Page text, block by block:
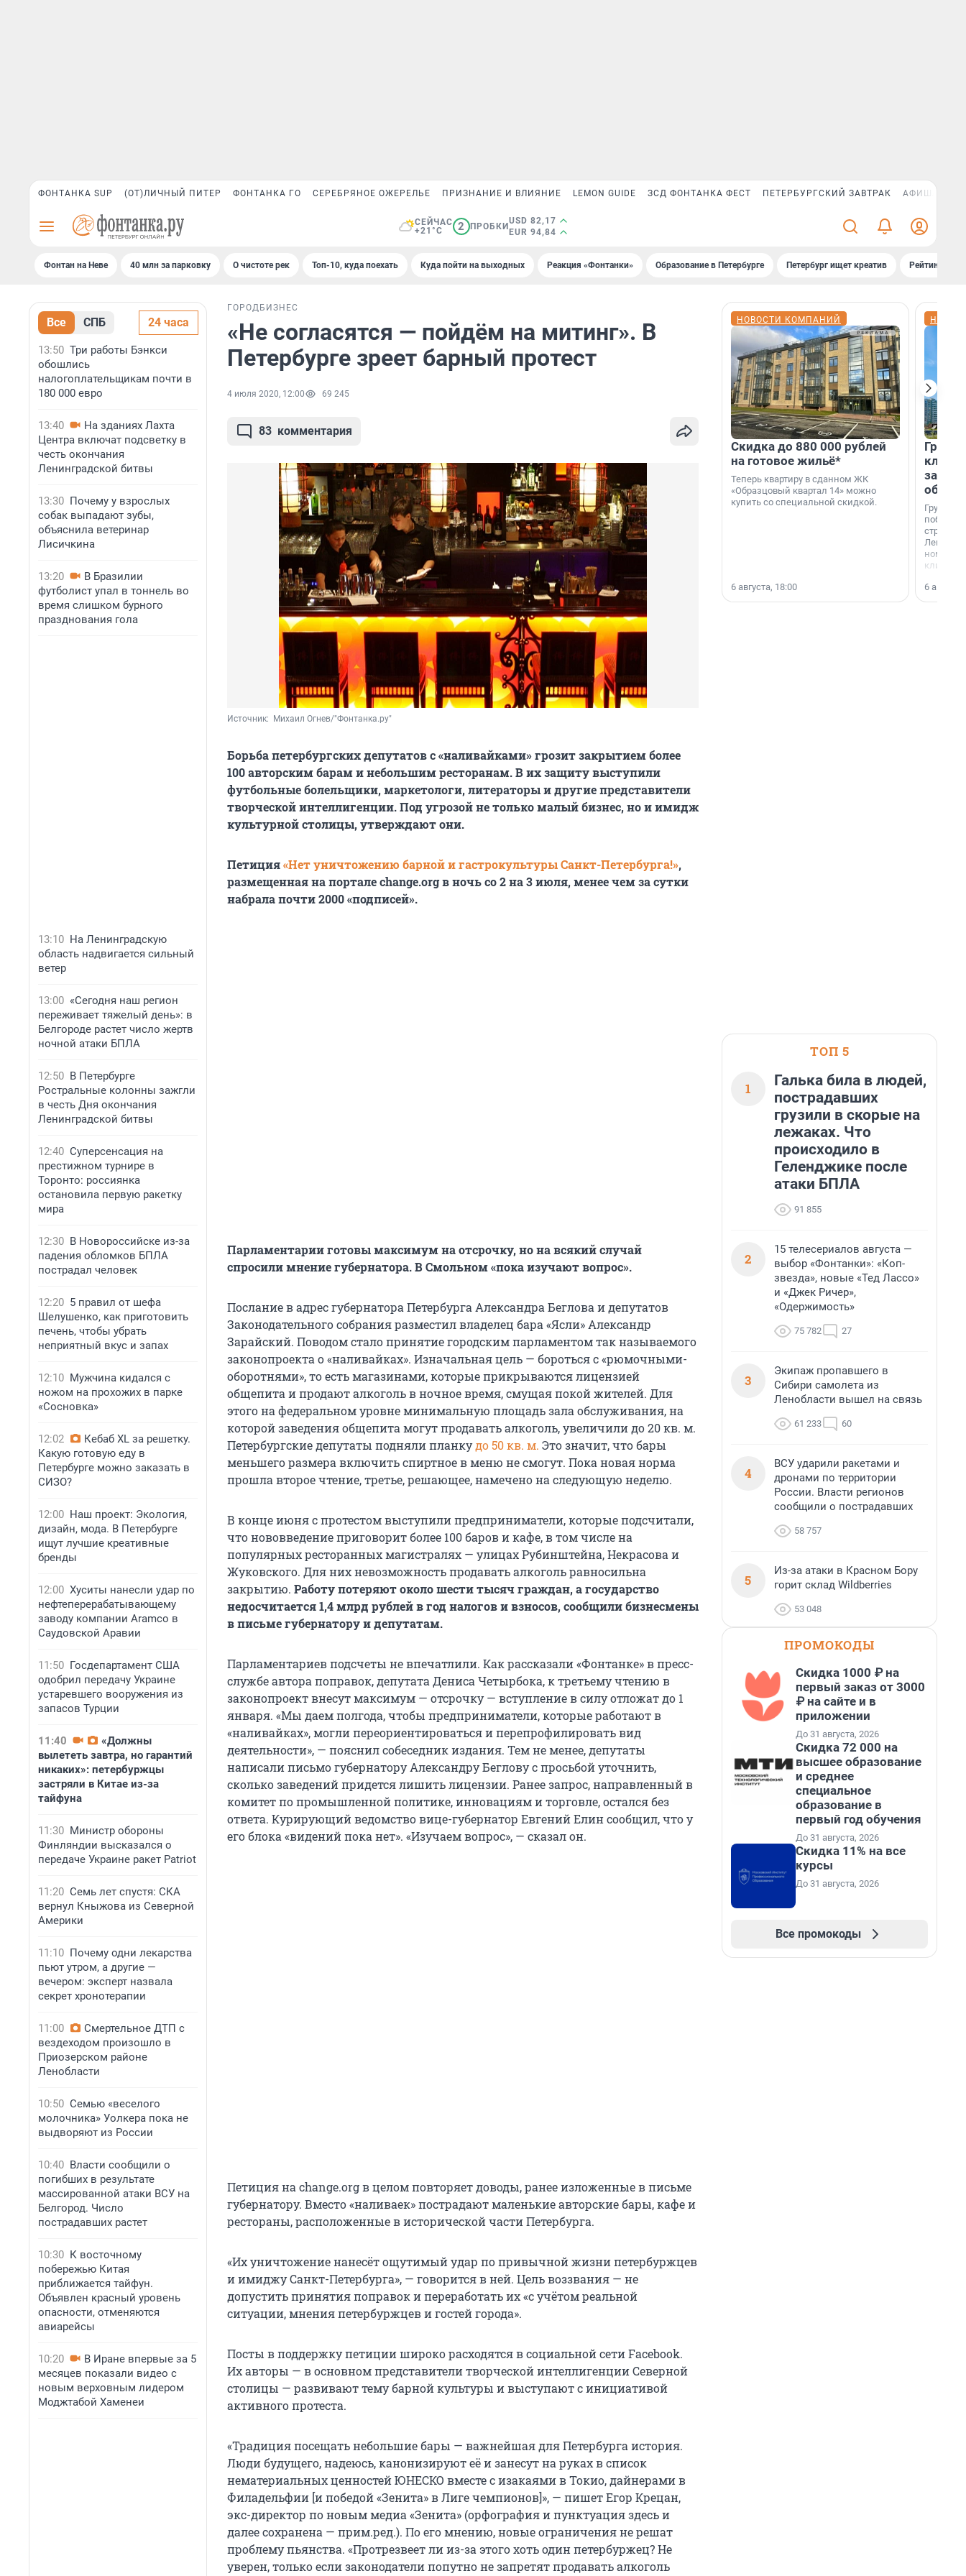
ФОНТАНКА SUP (ОТ)ЛИЧНЫЙ ПИТЕР ФОНТАНКА ГО СЕРЕБРЯНОЕ ОЖЕРЕЛЬЕ ПРИЗНАНИЕ И ВЛИЯНИЕ LEMON GUIDE ЗСД ФОНТАНКА ФЕСТ ПЕТЕРБУРГСКИЙ ЗАВТРАК АФИША PLUS
СЕЙЧАС
+21°C
2 ПРОБКИ
USD 82,17
EUR 94,84
Фонтан на Неве 40 млн за парковку О чистоте рек Топ-10, куда поехать Куда пойти на выходных Реакция «Фонтанки» Образование в Петербурге Петербург ищет креатив Рейтинги
Все СПБ 24 часа
13:50 Три работы Бэнкси
обошлись
налогоплательщикам почти в
180 000 евро
13:40
На зданиях Лахта
Центра включат подсветку в
честь окончания
Ленинградской битвы
13:30 Почему у взрослых
собак выпадают зубы,
объяснила ветеринар
Лисичкина
13:20
В Бразилии
футболист упал в тоннель во
время слишком бурного
празднования гола
13:10 На Ленинградскую
область надвигается сильный
ветер
13:00 «Сегодня наш регион
переживает тяжелый день»: в
Белгороде растет число жертв
ночной атаки БПЛА
12:50 В Петербурге
Ростральные колонны зажгли
в честь Дня окончания
Ленинградской битвы
12:40 Суперсенсация на
престижном турнире в
Торонто: россиянка
остановила первую ракетку
мира
12:30 В Новороссийске из-за
падения обломков БПЛА
пострадал человек
12:20 5 правил от шефа
Шелушенко, как приготовить
печень, чтобы убрать
неприятный вкус и запах
12:10 Мужчина кидался с
ножом на прохожих в парке
«Сосновка»
12:02
Кебаб XL за решетку.
Какую готовую еду в
Петербурге можно заказать в
СИЗО?
12:00 Наш проект: Экология,
дизайн, мода. В Петербурге
ищут лучшие креативные
бренды
12:00 Хуситы нанесли удар по
нефтеперерабатывающему
заводу компании Aramco в
Саудовской Аравии
11:50 Госдепартамент США
одобрил передачу Украине
устаревшего вооружения из
запасов Турции
11:40
«Должны
вылететь завтра, но гарантий
никаких»: петербуржцы
застряли в Китае из-за
тайфуна
11:30 Министр обороны
Финляндии высказался о
передаче Украине ракет Patriot
11:20 Семь лет спустя: СКА
вернул Кныжова из Северной
Америки
11:10 Почему одни лекарства
пьют утром, а другие —
вечером: эксперт назвала
секрет хронотерапии
11:00
Смертельное ДТП с
вездеходом произошло в
Приозерском районе
Ленобласти
10:50 Семью «веселого
молочника» Уолкера пока не
выдворяют из России
10:40 Власти сообщили о
погибших в результате
массированной атаки ВСУ на
Белгород. Число
пострадавших растет
10:30 К восточному
побережью Китая
приближается тайфун.
Объявлен красный уровень
опасности, отменяются
авиарейсы
10:20
В Иране впервые за 5
месяцев показали видео с
новым верховным лидером
Моджтабой Хаменеи
ГОРОД БИЗНЕС
«Не согласятся — пойдём на митинг». В
Петербурге зреет барный протест
4 июля 2020, 12:00 69 245
83 комментария
Источник: Михаил Огнев/"Фонтанка.ру"
Борьба петербургских депутатов с «наливайками» грозит закрытием более
100 авторским барам и небольшим ресторанам. В их защиту выступили
футбольные болельщики, маркетологи, литераторы и другие представители
творческой интеллигенции. Под угрозой не только малый бизнес, но и имидж
культурной столицы, утверждают они.
Петиция«Нет уничтожению барной и гастрокультуры Санкт-Петербурга!»,
размещенная на порталеchange.org в ночь со 2 на 3 июля, менее чем за сутки
набрала почти 2000 «подписей».
Парламентарии готовы максимум на отсрочку, но на всякий случай
спросили мнение губернатора. В Смольном «пока изучают вопрос».
Послание в адрес губернатора Петербурга Александра Беглова и депутатов
Законодательного собрания разместил владелец бара «Ясли» Александр
Зарайский. Поводом стало принятие городским парламентом так называемого
законопроекта о «наливайках». Изначальная цель — бороться с «рюмочными-
оборотнями», то есть магазинами, которые прикрываются лицензией
общепита и продают алкоголь в ночное время, смущая покой жителей. Для
этого на федеральном уровне минимальную площадь зала обслуживания, на
которой заведения общепита могут продавать алкоголь, увеличили до 20 кв. м.
Петербургские депутаты подняли планкудо 50 кв. м. Это значит, что бары
меньшего размера включить спиртное в меню не смогут. Пока новая норма
прошла второе чтение, третье, решающее, намечено на следующую неделю.
В конце июня с протестом выступили предприниматели, которые подсчитали,
что нововведение приговорит более 100 баров и кафе, в том числе на
популярных ресторанных магистралях — улицах Рубинштейна, Некрасова и
Жуковского. Для них невозможность продавать алкоголь равносильна
закрытию. Работу потеряют около шести тысяч граждан, а государство
недосчитается 1,4 млрд рублей в год налогов и взносов, сообщили бизнесмены
в письме губернатору и депутатам.
Парламентариев подсчеты не впечатлили. Как рассказали «Фонтанке» в пресс-
службе автора поправок, депутата Дениса Четырбока, к третьему чтению в
законопроект внесут максимум — отсрочку — вступление в силу отложат до 1
января. «Мы даем полгода, чтобы предприниматели, которые работают в
«наливайках», могли переориентироваться и перепрофилировать вид
деятельности», — пояснил собеседник издания. Тем не менее, депутаты
написали письмо губернатору Александру Беглову с просьбой уточнить,
сколько заведений придется лишить лицензии. Ранее запрос, направленный в
комитет по промышленной политике, инновациям и торговле, остался без
ответа. Курирующий ведомство вице-губернатор Евгений Елин сообщил, что у
его блока «видений пока нет». «Изучаем вопрос», — сказал он.
Петиция на change.org в целом повторяет доводы, ранее изложенные в письме
губернатору. Вместо «наливаек» пострадают маленькие авторские бары, кафе и
рестораны, расположенные в исторической части Петербурга.
«Их уничтожение нанесёт ощутимый удар по привычной жизни петербуржцев
и имиджу Санкт-Петербурга», — говорится в ней. Цель воззвания — не
допустить принятия поправок и переработать их «с учётом реальной
ситуации, мнения петербуржцев и гостей города».
Посты в поддержку петиции широко расходятся в социальной сети Facebook.
Их авторы — в основном представители творческой интеллигенции Северной
столицы — развивают тему барной культуры и выступают с инициативой
активного протеста.
«Традиция посещать небольшие бары — важнейшая для Петербурга история.
Люди будущего, надеюсь, канонизируют её и занесут на руках в список
нематериальных ценностей ЮНЕСКО вместе с изакаями в Токио, дайнерами в
Филадельфии [и победой «Зенита» в Лиге чемпионов]», — пишет Егор Крецан,
экс-директор по новым медиа «Зенита» (орфография и пунктуация здесь и
далее сохранена — прим.ред.). По его мнению, новые ограничения не решат
проблему пьянства. «Протрезвеет ли из-за этого хоть один петербуржец? Не
уверен, только если законодатели попутно не запретят продавать алкоголь
НОВОСТИ КОМПАНИЙ
Скидка до 880 000 рублей
на готовое жильё*
Теперь квартиру в сданном ЖК
«Образцовый квартал 14» можно
купить со специальной скидкой.
6 августа, 18:00
Группа
области».
6
ТОП 5
1
Галька била в людей,
пострадавших
грузили в скорые на
лежаках. Что
происходило в
Геленджике после
атаки БПЛА
91 855
2
15 телесериалов августа —
выбор «Фонтанки»: «Коп-
звезда», новые «Тед Лассо»
и «Джек Ричер»,
«Одержимость»
75 782 27
3
Экипаж пропавшего в
Сибири самолета из
Ленобласти вышел на связь
61 233 60
4
ВСУ ударили ракетами и
дронами по территории
России. Власти регионов
сообщили о пострадавших
58 757
5
Из-за атаки в Красном Бору
горит склад Wildberries
53 048
ПРОМОКОДЫ
Скидка 1000 ₽ на
первый заказ от 3000
₽ на сайте и в
приложении
До 31 августа, 2026
Скидка 72 000 на
высшее образование
и среднее
специальное
образование в
первый год обучения
До 31 августа, 2026
Скидка 11% на все
курсы
До 31 августа, 2026
Все промокоды